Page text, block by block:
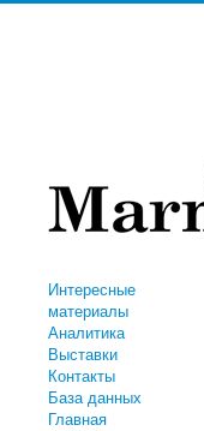
Интересные
материалы
Аналитика
Выставки
Контакты
База данных
Главная
-КОМПАНИЯ PEIVE